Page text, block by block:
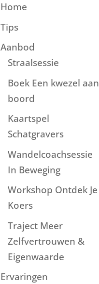
Home
Tips
Aanbod
Straalsessie
Boek Een kwezel aan
boord
Kaartspel
Schatgravers
Wandelcoachsessie
In Beweging
Workshop Ontdek Je
Koers
Traject Meer
Zelfvertrouwen &
Eigenwaarde
Ervaringen